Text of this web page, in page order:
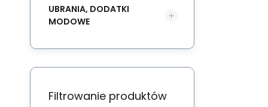
UBRANIA, DODATKI
MODOWE
Filtrowanie produktów